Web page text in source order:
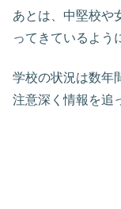
あとは、中堅校や
ってきているよう
学校の状況は数年
注意深く情報を追